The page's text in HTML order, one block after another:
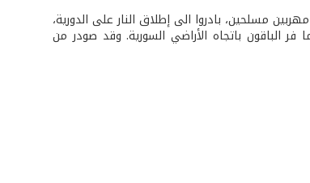
مهربين مسلحين، بادروا الى إطلاق النار على الدورية،
الباقون باتجاه الأراضي السورية. وقد صودر من